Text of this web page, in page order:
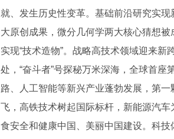
就、发生历史性变革。基础前沿研究实
大原创成果，微分几何学两大核心猜想
实现“技术造物”。战略高技术领域迎来新
处，“奋斗者”号探秘万米深海，全球首
路、人工智能等新兴产业蓬勃发展，第
飞，高铁技术树起国际标杆，新能源汽
食安全和健康中国、美丽中国建设。科